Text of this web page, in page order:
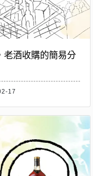
老酒收購的簡易分
17